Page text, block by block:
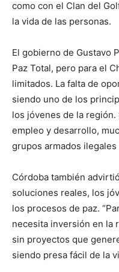
como con el Clan del
la vida de las personas.
El gobierno de Gustavo
Paz Total, pero para el
limitados. La falta de
siendo uno de los
los jóvenes de la
empleo y desarrollo,
grupos armados ilegales
Córdoba también
soluciones reales, los
los procesos de paz.
necesita inversión en la
sin proyectos que
siendo presa fácil de la